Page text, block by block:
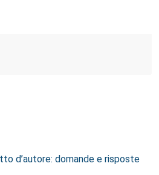
d’autore: domande e risposte